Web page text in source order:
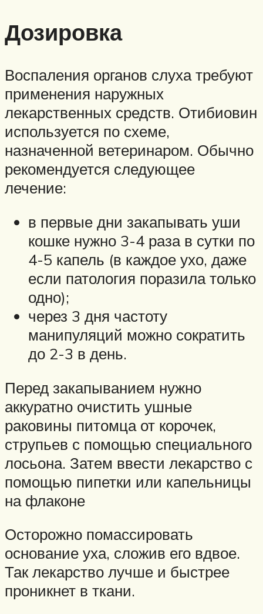
Дозировка
Воспаления органов слуха требуют
применения наружных
лекарственных средств. Отибиовин
используется по схеме,
назначенной ветеринаром. Обычно
рекомендуется следующее
лечение:
в первые дни закапывать уши
кошке нужно 3-4 раза в сутки по
4-5 капель (в каждое ухо, даже
если патология поразила только
одно);
через 3 дня частоту
манипуляций можно сократить
до 2-3 в день.
Перед закапыванием нужно
аккуратно очистить ушные
раковины питомца от корочек,
струпьев с помощью специального
лосьона. Затем ввести лекарство с
помощью пипетки или капельницы
на флаконе
Осторожно помассировать
основание уха, сложив его вдвое.
Так лекарство лучше и быстрее
проникнет в ткани.